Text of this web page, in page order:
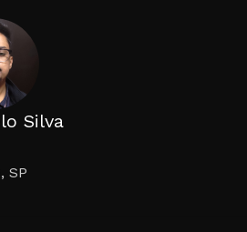
Silva
SP